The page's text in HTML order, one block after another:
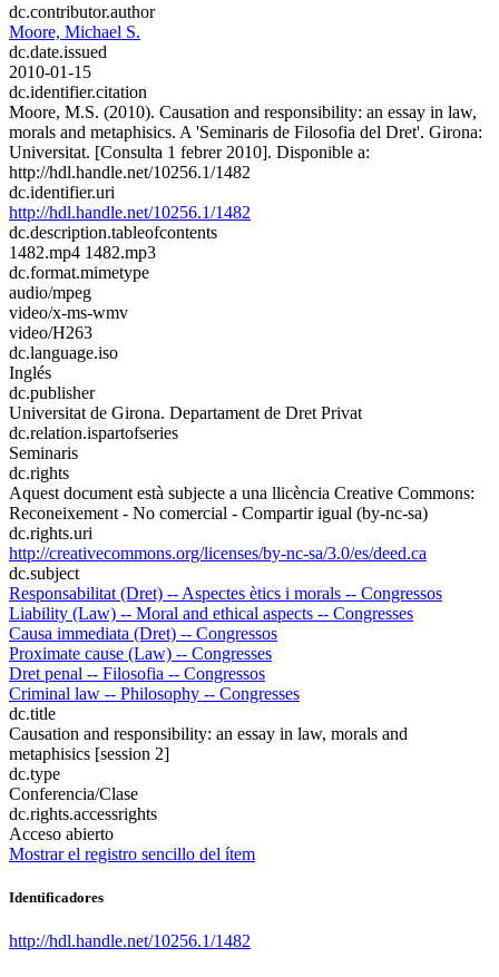
dc.contributor.author
Moore, Michael S.
dc.date.issued
2010-01-15
dc.identifier.citation
Moore, M.S. (2010). Causation and responsibility: an essay in law,
morals and metaphisics. A 'Seminaris de Filosofia del Dret'. Girona:
Universitat. [Consulta 1 febrer 2010]. Disponible a:
http://hdl.handle.net/10256.1/1482
dc.identifier.uri
http://hdl.handle.net/10256.1/1482
dc.description.tableofcontents
1482.mp4 1482.mp3
dc.format.mimetype
audio/mpeg
video/x-ms-wmv
video/H263
dc.language.iso
Inglés
dc.publisher
Universitat de Girona. Departament de Dret Privat
dc.relation.ispartofseries
Seminaris
dc.rights
Aquest document està subjecte a una llicència Creative Commons:
Reconeixement - No comercial - Compartir igual (by-nc-sa)
dc.rights.uri
http://creativecommons.org/licenses/by-nc-sa/3.0/es/deed.ca
dc.subject
Responsabilitat (Dret) -- Aspectes ètics i morals -- Congressos
Liability (Law) -- Moral and ethical aspects -- Congresses
Causa immediata (Dret) -- Congressos
Proximate cause (Law) -- Congresses
Dret penal -- Filosofia -- Congressos
Criminal law -- Philosophy -- Congresses
dc.title
Causation and responsibility: an essay in law, morals and
metaphisics [session 2]
dc.type
Conferencia/Clase
dc.rights.accessrights
Acceso abierto
Mostrar el registro sencillo del ítem
Identificadores
http://hdl.handle.net/10256.1/1482